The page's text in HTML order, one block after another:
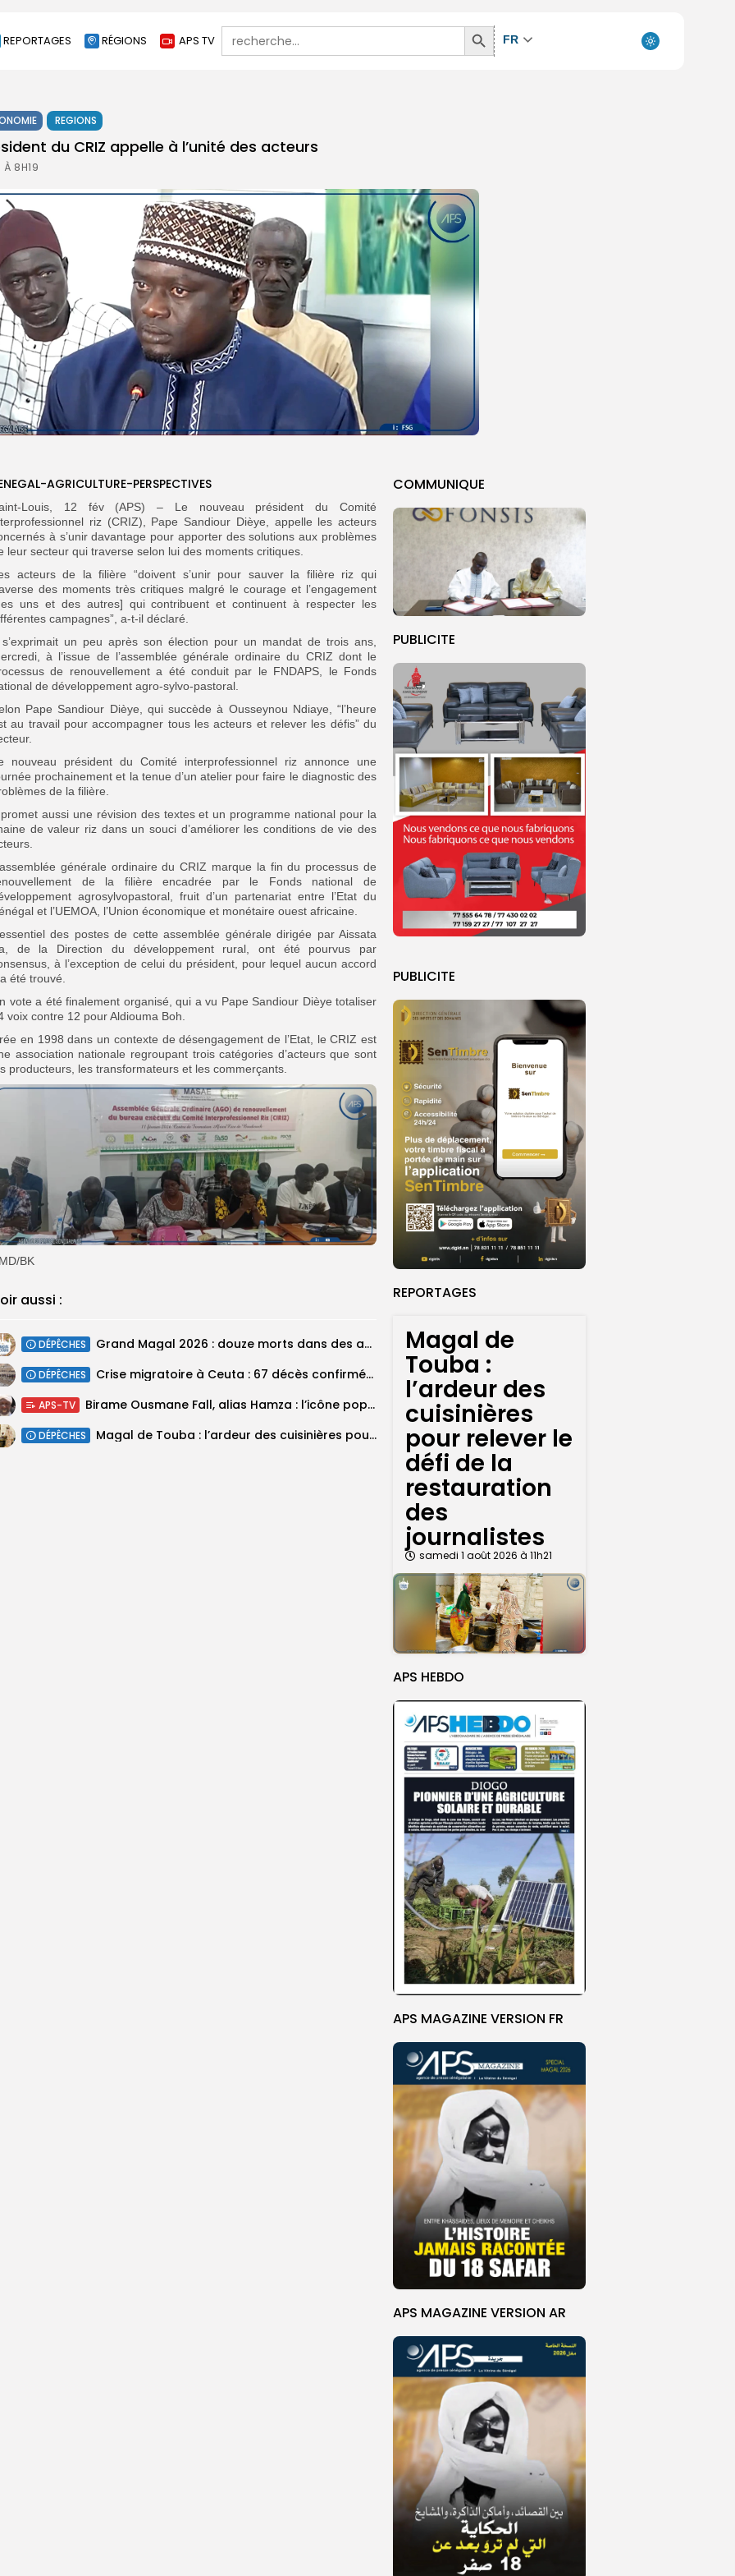
REPORTAGES RÉGIONS APS TV
Search
for:
Search
Button
FR
REGIONS
du CRIZ appelle à l’unité des acteurs
À 8H19
COMMUNIQUE
PUBLICITE
PUBLICITE
REPORTAGES
Magal de
Touba :
l’ardeur des
cuisinières
pour relever le
défi de la
restauration
des
journalistes
samedi 1 août 2026 à 11h21
APS HEBDO
APS MAGAZINE VERSION FR
APS MAGAZINE VERSION AR
AGRICULTURE-PERSPECTIVES
Louis, 12 fév (APS) – Le nouveau président du Comité
riz (CRIZ), Pape Sandiour Dièye, appelle les acteurs
à s’unir davantage pour apporter des solutions aux problèmes
leur secteur qui traverse selon lui des moments critiques.
acteurs de la filière “doivent s’unir pour sauver la filière riz qui
des moments très critiques malgré le courage et l’engagement
uns et des autres] qui contribuent et continuent à respecter les
campagnes”, a-t-il déclaré.
un peu après son élection pour un mandat de trois ans,
à l’issue de l’assemblée générale ordinaire du CRIZ dont le
de renouvellement a été conduit par le FNDAPS, le Fonds
de développement agro-sylvo-pastoral.
Pape Sandiour Dièye, qui succède à Ousseynou Ndiaye, “l’heure
au travail pour accompagner tous les acteurs et relever les défis” du
nouveau président du Comité interprofessionnel riz annonce une
prochainement et la tenue d’un atelier pour faire le diagnostic des
de la filière.
aussi une révision des textes et un programme national pour la
de valeur riz dans un souci d’améliorer les conditions de vie des
générale ordinaire du CRIZ marque la fin du processus de
de la filière encadrée par le Fonds national de
agrosylvopastoral, fruit d’un partenariat entre l’Etat du
et l’UEMOA, l’Union économique et monétaire ouest africaine.
des postes de cette assemblée générale dirigée par Aissata
de la Direction du développement rural, ont été pourvus par
à l’exception de celui du président, pour lequel aucun accord
été trouvé.
vote a été finalement organisé, qui a vu Pape Sandiour Dièye totaliser
voix contre 12 pour Aldiouma Boh.
en 1998 dans un contexte de désengagement de l’Etat, le CRIZ est
association nationale regroupant trois catégories d’acteurs que sont
producteurs, les transformateurs et les commerçants.
BK
aussi :
DÉPÊCHES Grand Magal 2026 : douze morts dans des accidents de la route...
DÉPÊCHES Crise migratoire à Ceuta : 67 décès confirmés, retour en nombre des...
APS-TV Birame Ousmane Fall, alias Hamza : l’icône populaire du Grand Magal
DÉPÊCHES Magal de Touba : l’ardeur des cuisinières pour relever le défi de...